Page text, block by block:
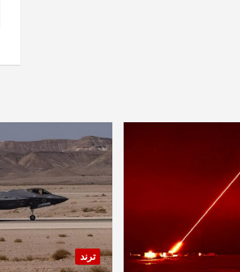
ترند